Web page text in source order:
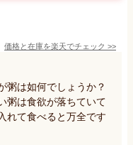
価格と在庫を楽天でチェック >>
粥は如何でしょうか？
粥は食欲が落ちていて
れて食べると万全です